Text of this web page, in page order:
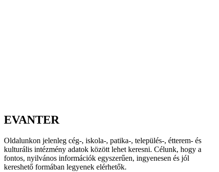
EVANTER
Oldalunkon jelenleg cég-, iskola-, patika-, település-, étterem- és
kulturális intézmény adatok között lehet keresni. Célunk, hogy a
fontos, nyilvános információk egyszerűen, ingyenesen és jól
kereshető formában legyenek elérhetők.